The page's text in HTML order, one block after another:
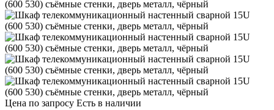
Цена по запросу Есть в наличии